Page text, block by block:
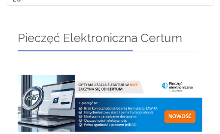
Pieczęć Elektroniczna Certum